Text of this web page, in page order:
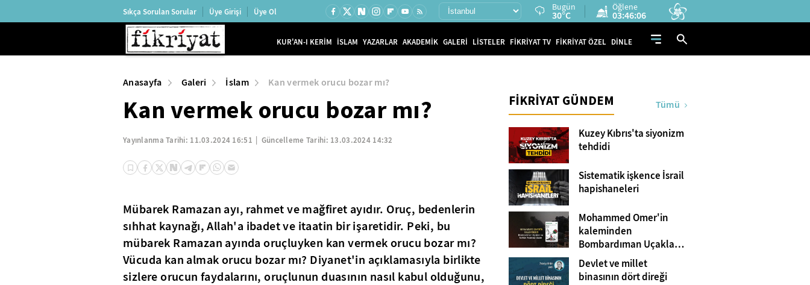
Sıkça Sorulan Sorular Üye Girişi Üye Ol Bugün
30°C
Öğlene
03:46:04
KUR'AN-I KERİM İSLAM YAZARLAR AKADEMİK GALERİ LİSTELER FİKRİYAT TV FİKRİYAT ÖZEL DİNLE
Anasayfa Galeri İslam Kan vermek orucu bozar mı?
Kan vermek orucu bozar mı?
Yayınlanma Tarihi: 11.03.2024 16:51 Güncelleme Tarihi: 13.03.2024 14:32
Mübarek Ramazan ayı, rahmet ve mağfiret ayıdır. Oruç, bedenlerin
sıhhat kaynağı, Allah'a ibadet ve itaatin bir işaretidir. Peki, bu
mübarek Ramazan ayında oruçluyken kan vermek orucu bozar mı?
Vücuda kan almak orucu bozar mı? Diyanet'in açıklamasıyla birlikte
sizlere orucun faydalarını, oruçlunun duasının nasıl kabul olduğunu,
FİKRİYAT GÜNDEM Tümü
Kuzey Kıbrıs'ta siyonizm
tehdidi
Sistematik işkence İsrail
hapishaneleri
Mohammed Omer'in
kaleminden
Bombardıman Uçakları
ve Tanklar Arasında
Gazze
Devlet ve millet
binasının dört direği